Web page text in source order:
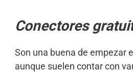
Conectores
Son una buena de empezar
aunque suelen contar con